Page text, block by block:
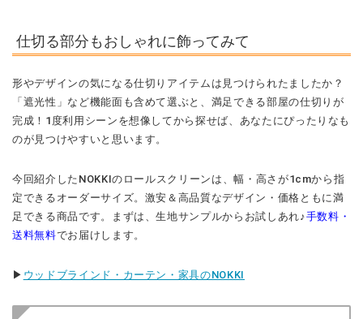
仕切る部分もおしゃれに飾ってみて
形やデザインの気になる仕切りアイテムは見つけられたましたか？
「遮光性」など機能面も含めて選ぶと、満足できる部屋の仕切りが
完成！1度利用シーンを想像してから探せば、あなたにぴったりなも
のが見つけやすいと思います。
今回紹介したNOKKIのロールスクリーンは、幅・高さが1cmから指
定できるオーダーサイズ。激安＆高品質なデザイン・価格ともに満
足できる商品です。まずは、生地サンプルからお試しあれ♪手数料・
送料無料でお届けします。
▶︎ ウッドブラインド・カーテン・家具のNOKKI